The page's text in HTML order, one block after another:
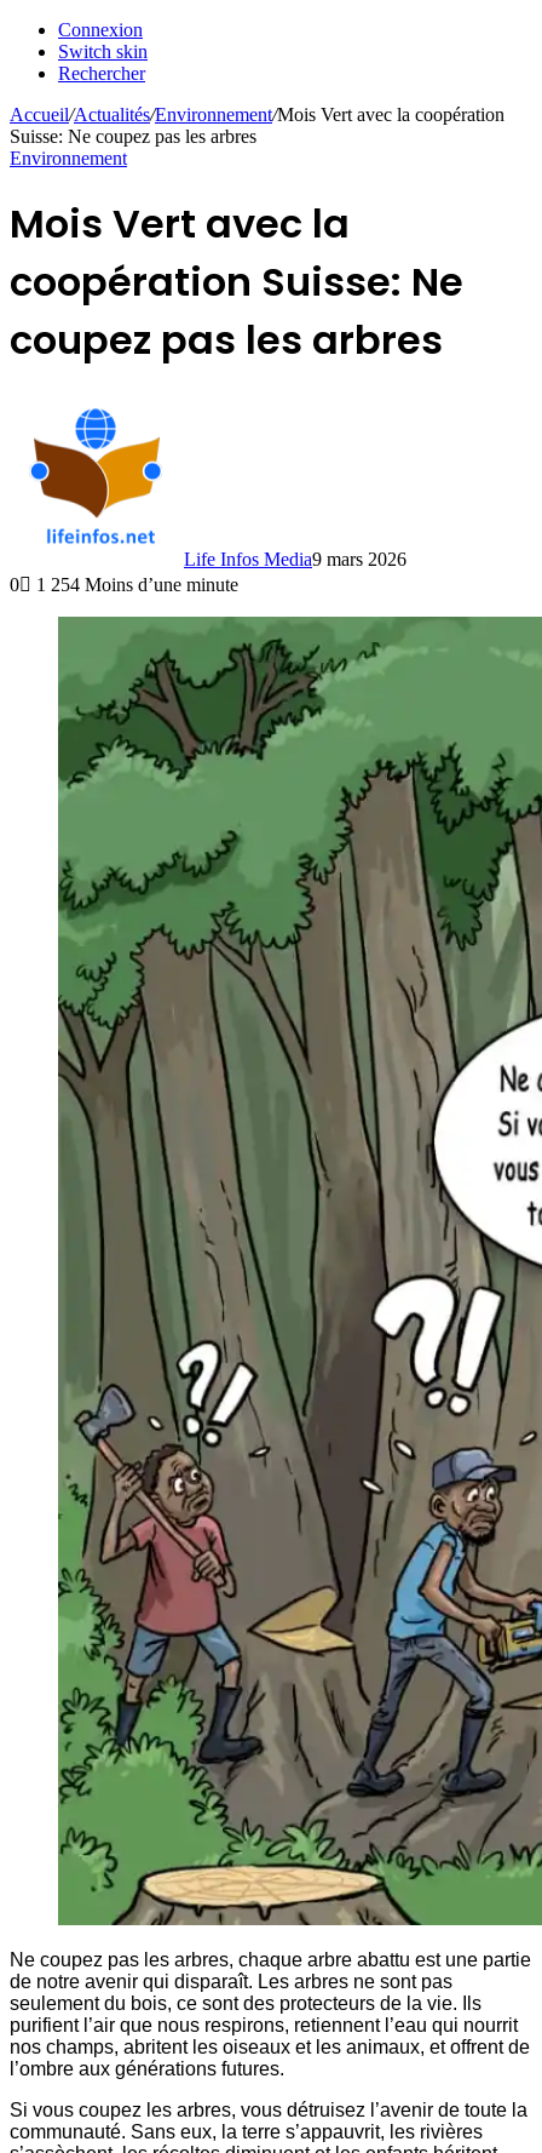
Connexion
Switch skin
Rechercher
Accueil/Actualités/Environnement/Mois Vert avec la coopération
Suisse: Ne coupez pas les arbres
Environnement
Mois Vert avec la
coopération Suisse: Ne
coupez pas les arbres
Life Infos Media9 mars 2026
0
1 254 Moins d’une minute
Ne coupez pas les arbres, chaque arbre abattu est une partie
de notre avenir qui disparaît. Les arbres ne sont pas
seulement du bois, ce sont des protecteurs de la vie. Ils
purifient l’air que nous respirons, retiennent l’eau qui nourrit
nos champs, abritent les oiseaux et les animaux, et offrent de
l’ombre aux générations futures.
Si vous coupez les arbres, vous détruisez l’avenir de toute la
communauté. Sans eux, la terre s’appauvrit, les rivières